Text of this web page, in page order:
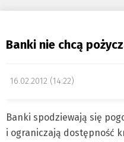
Banki nie chcą
16.02.2012 (14:22)
Banki spodziewają się
i ograniczają dostępność